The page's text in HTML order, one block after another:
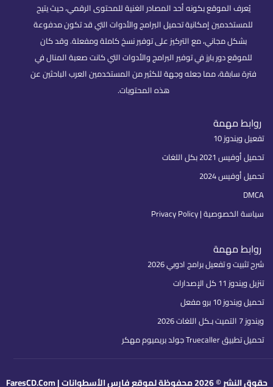
يُعرف الموقع بكونه أحد المصادر الغنية للمحتوى الرقمي، حيث يتيح
للمستخدمين إمكانية تحميل البرامج والأدوات التي قد تكون مدفوعة
بشكل مجاني، مع التركيز على توفير نسخ كاملة ومفعلة. وقد كان
للموقع دور بارز في توفير البرامج والأدوات التي كانت صعبة المنال في
فترة سابقة، مما جعله وجهة للكثير من المستخدمين العرب الباحثين عن
هذه المحتويات.
روابط مهمة
تفعيل ويندوز 10
تحميل أوفيس 2021 بكل اللغات
تحميل أوفيس 2024
DMCA
سياسة الخصوصية | Privacy Policy
روابط مهمة
شرح تثبيت و تفعيل برامج ادوبي 2026
تنزيل ويندوز 11 كل الإصدارات
تحميل ويندوز 10 برو مفعل
ويندوز 7 التميت بـكل اللغات 2026
تحميل تطبيق Truecaller جولد بريميوم مهكر
حقوق النشر © 2026 محفوظة لموقع فارس الأسطوانات | FaresCD.Com